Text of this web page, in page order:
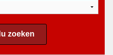
zoeken